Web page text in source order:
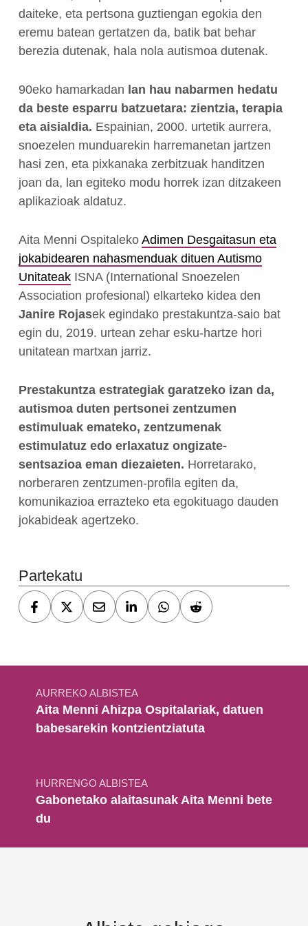
daiteke, eta pertsona guztiengan egokia den
eremu batean gertatzen da, batik bat behar
berezia dutenak, hala nola autismoa dutenak.
90eko hamarkadan lan hau nabarmen hedatu
da beste esparru batzuetara: zientzia, terapia
eta aisialdia. Espainian, 2000. urtetik aurrera,
snoezelen munduarekin harremanetan jartzen
hasi zen, eta pixkanaka zerbitzuak handitzen
joan da, lan egiteko modu horrek izan ditzakeen
aplikazioak aldatuz.
Aita Menni Ospitaleko Adimen Desgaitasun eta
jokabidearen nahasmenduak dituen Autismo
UnitateakISNA (International Snoezelen
Association profesional) elkarteko kidea den
Janire Rojasek egindako prestakuntza-saio bat
egin du, 2019. urtean zehar esku-hartze hori
unitatean martxan jarriz.
Prestakuntza estrategiak garatzeko izan da,
autismoa duten pertsonei zentzumen
estimuluak emateko, zentzumenak
estimulatuz edo erlaxatuz ongizate-
sentsazioa eman diezaieten. Horretarako,
norberaren zentzumen-profila egiten da,
komunikazioa errazteko eta egokituago dauden
jokabideak agertzeko.
Partekatu
Bidalketetan zehar nabigatu
AURREKO ALBISTEA
Aita Menni Ahizpa Ospitalariak, datuen
babesarekin kontzientziatuta
HURRENGO ALBISTEA
Gabonetako alaitasunak Aita Menni bete
du